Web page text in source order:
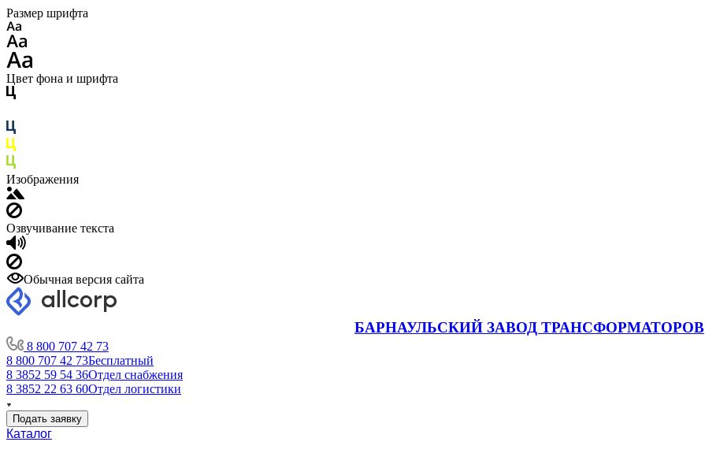
Размер шрифта
Цвет фона и шрифта
Изображения
Озвучивание текста
Обычная версия сайта
БАРНАУЛЬСКИЙ ЗАВОД ТРАНСФОРМАТОРОВ
8 800 707 42 73
8 800 707 42 73Бесплатный
8 3852 59 54 36Отдел снабжения
8 3852 22 63 60Отдел логистики
Подать заявку
Каталог